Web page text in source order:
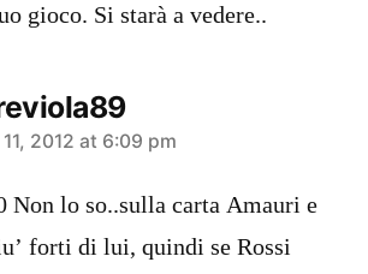
gioco. Si starà a vedere..
2012 at 6:09 pm
Non lo so..sulla carta Amauri e
forti di lui, quindi se Rossi